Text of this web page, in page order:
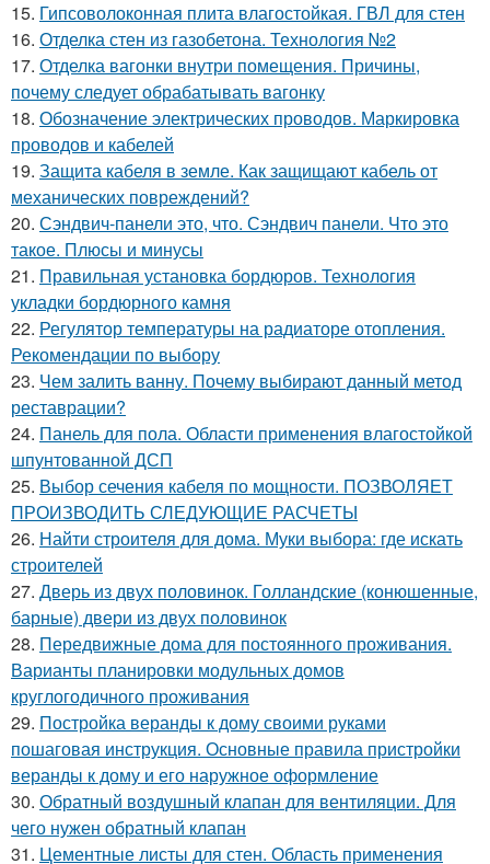
15. Гипсоволоконная плита влагостойкая. ГВЛ для стен
16. Отделка стен из газобетона. Технология №2
17. Отделка вагонки внутри помещения. Причины,
почему следует обрабатывать вагонку
18. Обозначение электрических проводов. Маркировка
проводов и кабелей
19. Защита кабеля в земле. Как защищают кабель от
механических повреждений?
20. Сэндвич-панели это, что. Сэндвич панели. Что это
такое. Плюсы и минусы
21. Правильная установка бордюров. Технология
укладки бордюрного камня
22. Регулятор температуры на радиаторе отопления.
Рекомендации по выбору
23. Чем залить ванну. Почему выбирают данный метод
реставрации?
24. Панель для пола. Области применения влагостойкой
шпунтованной ДСП
25. Выбор сечения кабеля по мощности. ПОЗВОЛЯЕТ
ПРОИЗВОДИТЬ СЛЕДУЮЩИЕ РАСЧЕТЫ
26. Найти строителя для дома. Муки выбора: где искать
строителей
27. Дверь из двух половинок. Голландские (конюшенные,
барные) двери из двух половинок
28. Передвижные дома для постоянного проживания.
Варианты планировки модульных домов
круглогодичного проживания
29. Постройка веранды к дому своими руками
пошаговая инструкция. Основные правила пристройки
веранды к дому и его наружное оформление
30. Обратный воздушный клапан для вентиляции. Для
чего нужен обратный клапан
31. Цементные листы для стен. Область применения